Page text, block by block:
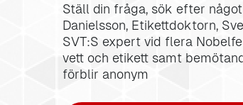
Ställ din fråga, sök efter
Danielsson, Etikettdoktorn,
SVT:S expert vid flera
vett och etikett samt
förblir anonym